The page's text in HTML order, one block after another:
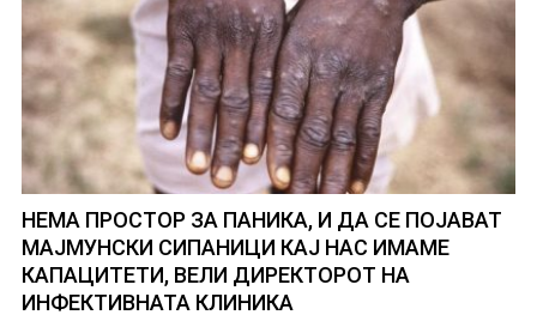
НЕМА ПРОСТОР ЗА ПАНИКА, И ДА СЕ ПОЈАВАТ
МАЈМУНСКИ СИПАНИЦИ КАЈ НАС ИМАМЕ
КАПАЦИТЕТИ, ВЕЛИ ДИРЕКТОРОТ НА
ИНФЕКТИВНАТА КЛИНИКА